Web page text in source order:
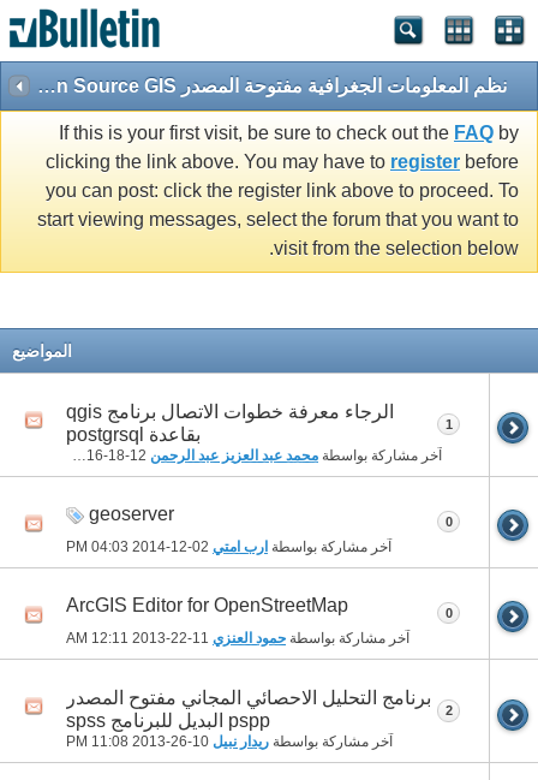
نظم المعلومات الجغرافية مفتوحة المصدر Open Source GIS
If this is your first visit, be sure to check out the FAQ by
clicking the link above. You may have to register before
you can post: click the register link above to proceed. To
start viewing messages, select the forum that you want to
visit from the selection below.
المواضيع
الرجاء معرفة خطوات الاتصال برنامج qgis
بقاعدة postgrsql
آخر مشاركة بواسطة محمد عبد العزيز عبد الرحمن
1
geoserver
آخر مشاركة بواسطة ارب امتي 04:03 PM
0
ArcGIS Editor for OpenStreetMap
آخر مشاركة بواسطة حمود العنزي 12:11 AM
0
برنامج التحليل الاحصائي المجاني مفتوح المصدر
pspp البديل للبرنامج spss
آخر مشاركة بواسطة ريدار نبيل 11:08 PM
2